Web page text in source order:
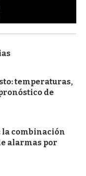
temperaturas,
de
la combinación
alarmas por